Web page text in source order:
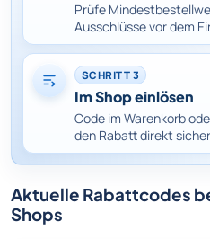
Prüfe
Ausschlüsse vor dem
SCHRITT 3
Im Shop einlösen
Code im Warenkorb
den Rabatt direkt
Aktuelle Rabattcodes
Shops